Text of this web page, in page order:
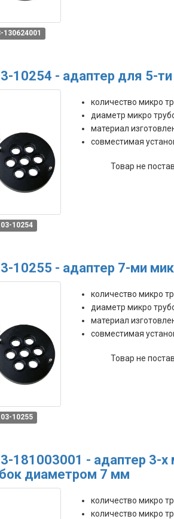
130624001
10254 - адаптер для 5-
10254
количество микро
диаметр микро
материал
совместимая
Товар не
10255 - адаптер 7-ми
10255
количество микро
диаметр микро
материал
совместимая
Товар не
181003001 - адаптер 3-
диаметром 7 мм
количество микро
количество микро